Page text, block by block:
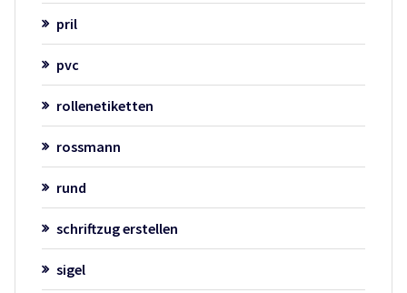
pril
pvc
rollenetiketten
rossmann
rund
schriftzug erstellen
sigel